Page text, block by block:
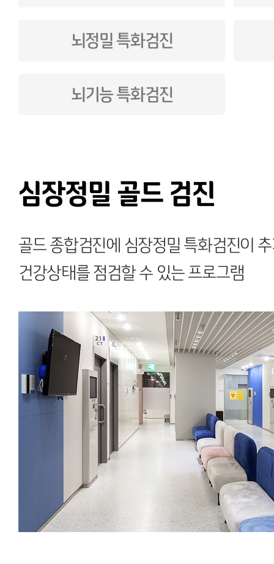
뇌정밀 특화검진
뇌기능 특화검진
심장정밀 골드 검진
골드 종합검진에 심장정밀 특화검진이
건강상태를 점검할 수 있는 프로그램